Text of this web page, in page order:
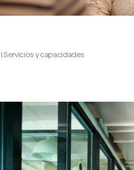
|Servicios y capacidades